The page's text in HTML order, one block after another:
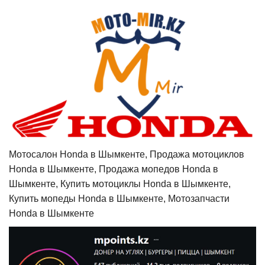
Мотосалон Honda в Шымкенте, Продажа мотоциклов
Honda в Шымкенте, Продажа мопедов Honda в
Шымкенте, Купить мотоциклы Honda в Шымкенте,
Купить мопеды Honda в Шымкенте, Мотозапчасти
Honda в Шымкенте